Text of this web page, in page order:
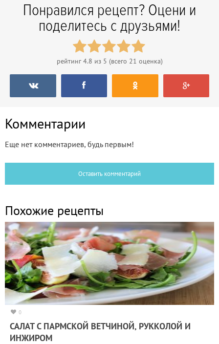
Понравился рецепт? Оцени и
поделитесь с друзьями!
рейтинг4.8 из 5 (всего 21 оценка)
Комментарии
Еще нет комментариев, будь первым!
Оставить комментарий
Похожие рецепты
0
САЛАТ С ПАРМСКОЙ ВЕТЧИНОЙ, РУККОЛОЙ И
ИНЖИРОМ